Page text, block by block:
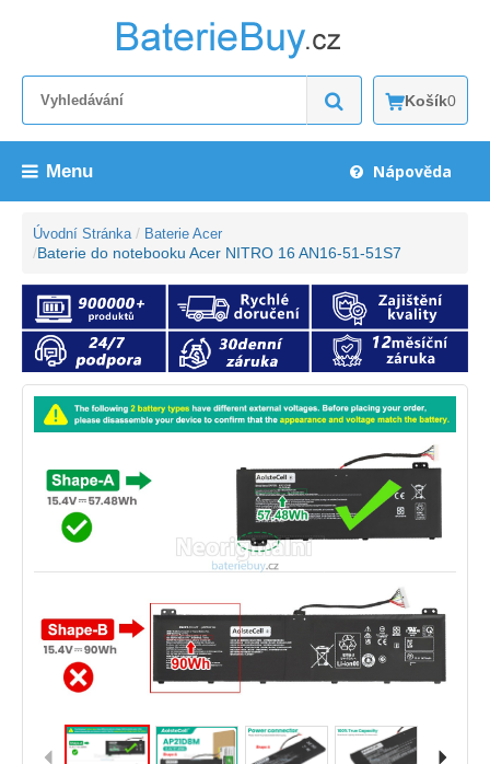
Košík0
Menu Nápověda
Úvodní Stránka Baterie Acer
Baterie do notebooku Acer NITRO 16 AN16-51-51S7